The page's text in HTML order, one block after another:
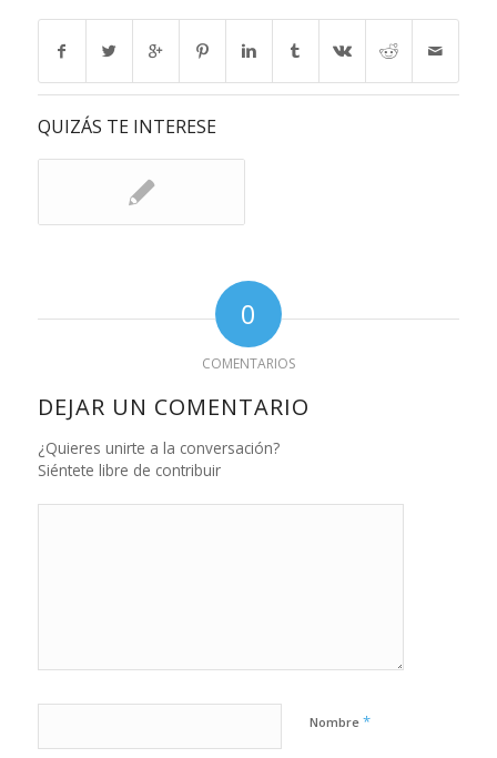
QUIZÁS TE INTERESE
0
COMENTARIOS
DEJAR UN COMENTARIO
¿Quieres unirte a la conversación?
Siéntete libre de contribuir
Nombre *